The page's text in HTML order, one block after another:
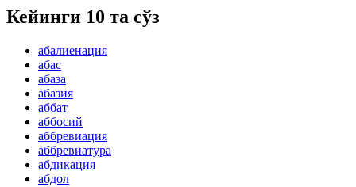
Кейинги 10 та сўз
абалиенация
абас
абаза
абазия
аббат
аббосий
аббревиация
аббревиатура
абдикация
абдол